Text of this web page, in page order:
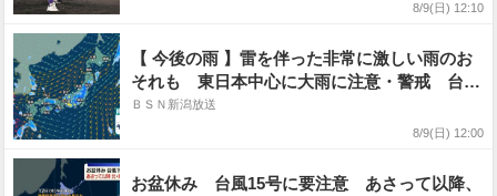
8/9(日) 12:10
【 今後の雨 】雷を伴った非常に激しい雨のお
それも 東日本中心に大雨に注意・警戒 台風
15号は11日（火・祝）に東北へかなり接近へ
【14日（金）午後3時までの雨風シミュレーシ
ＢＳＮ新潟放送
8/9(日) 12:00
お盆休み 台風15号に要注意 あさって以降、